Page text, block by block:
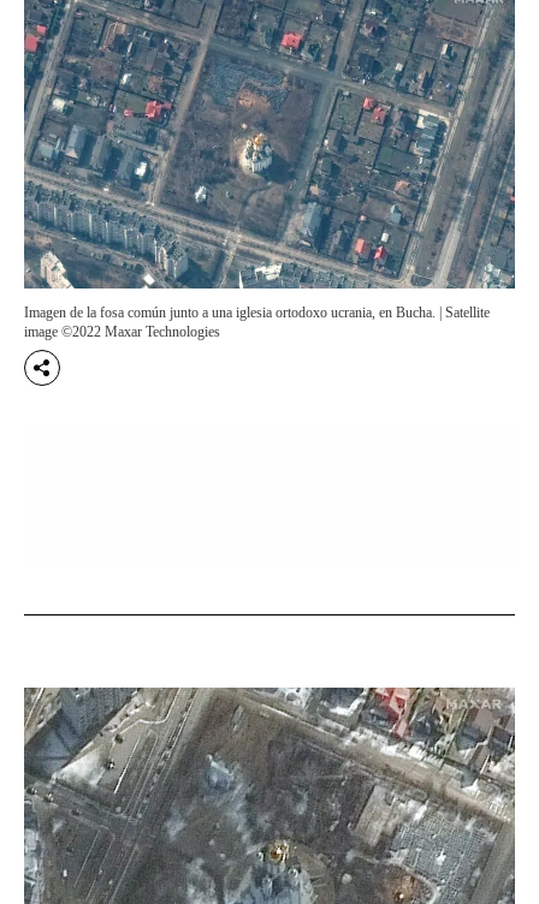
Imagen de la fosa común junto a una iglesia ortodoxo ucrania, en Bucha. | Satellite
image ©2022 Maxar Technologies